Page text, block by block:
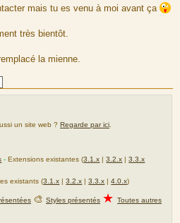
mais tu es venu à moi avant ça
très bientôt.
la mienne.
un site web ? Regarde par ici
-Extensions existantes (3.1.x |3.2.x |3.3.x
existants (3.1.x |3.2.x |3.3.x |4.0.x)
🎨 Styles présentés ★ Toutes autres